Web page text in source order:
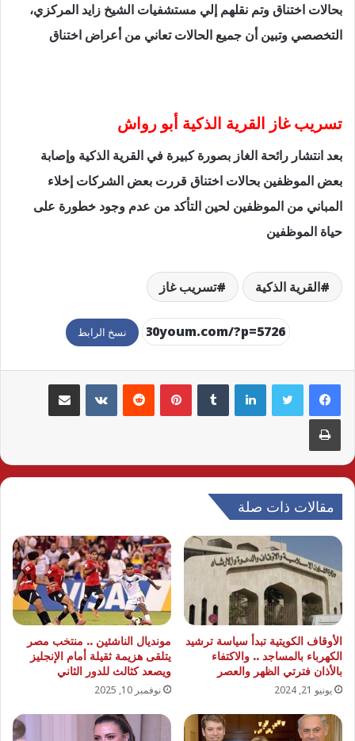
بحالات اختناق وتم نقلهم إلي مستشفيات الشيخ زايد المركزي،
التخصصي وتبين أن جميع الحالات تعاني من أعراض اختناق
تسريب غاز القرية الذكية أبو رواش
بعد انتشار رائحة الغاز بصورة كبيرة في القرية الذكية وإصابة
بعض الموظفين بحالات اختناق قررت بعض الشركات إخلاء
المباني من الموظفين لحين التأكد من عدم وجود خطورة على
حياة الموظفين
القرية الذكية تسريب غاز
نسخ الرابط
لينكدإن بينتيريست مشاركة عبر البريد
طباعة
مقالات ذات صلة
الأوقاف الكويتية تبدأ سياسة ترشيد
الكهرباء بالمساجد .. والاكتفاء
بالأذان فترتي الظهر والعصر
يونيو 21, 2024
مونديال الناشئين .. منتخب مصر
يتلقى هزيمة ثقيلة أمام الإنجليز
ويصعد كثالث للدور الثاني
نوفمبر 10, 2025